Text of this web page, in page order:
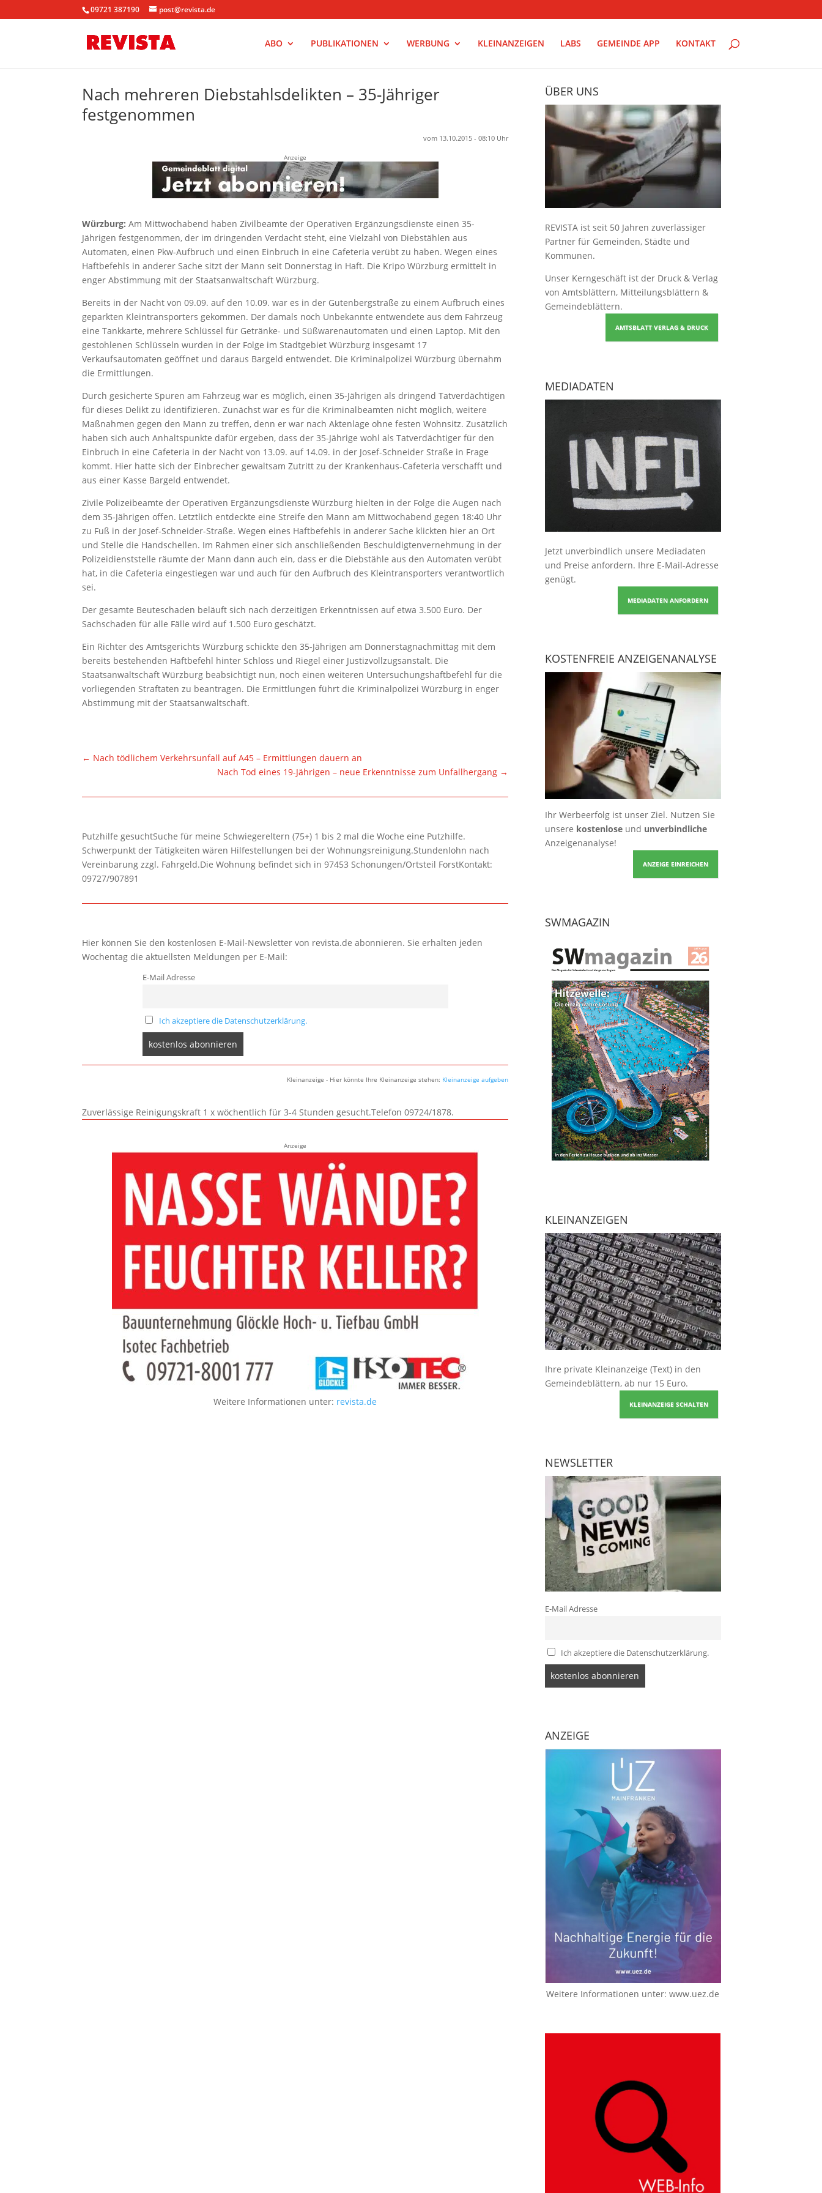
09721 387190 post@revista.de
ABO PUBLIKATIONEN WERBUNG KLEINANZEIGEN LABS GEMEINDE APP KONTAKT
Nach mehreren Diebstahlsdelikten – 35-Jähriger
festgenommen
vom 13.10.2015 - 08:10 Uhr
Anzeige
Würzburg:Am Mittwochabend haben Zivilbeamte der Operativen Ergänzungsdienste einen 35-
Jährigen festgenommen, der im dringenden Verdacht steht, eine Vielzahl von Diebstählen aus
Automaten, einen Pkw-Aufbruch und einen Einbruch in eine Cafeteria verübt zu haben. Wegen eines
Haftbefehls in anderer Sache sitzt der Mann seit Donnerstag in Haft. Die Kripo Würzburg ermittelt in
enger Abstimmung mit der Staatsanwaltschaft Würzburg.
Bereits in der Nacht von 09.09. auf den 10.09. war es in der Gutenbergstraße zu einem Aufbruch eines
geparkten Kleintransporters gekommen. Der damals noch Unbekannte entwendete aus dem Fahrzeug
eine Tankkarte, mehrere Schlüssel für Getränke- und Süßwarenautomaten und einen Laptop. Mit den
gestohlenen Schlüsseln wurden in der Folge im Stadtgebiet Würzburg insgesamt 17
Verkaufsautomaten geöffnet und daraus Bargeld entwendet. Die Kriminalpolizei Würzburg übernahm
die Ermittlungen.
Durch gesicherte Spuren am Fahrzeug war es möglich, einen 35-Jährigen als dringend Tatverdächtigen
für dieses Delikt zu identifizieren. Zunächst war es für die Kriminalbeamten nicht möglich, weitere
Maßnahmen gegen den Mann zu treffen, denn er war nach Aktenlage ohne festen Wohnsitz. Zusätzlich
haben sich auch Anhaltspunkte dafür ergeben, dass der 35-Jährige wohl als Tatverdächtiger für den
Einbruch in eine Cafeteria in der Nacht von 13.09. auf 14.09. in der Josef-Schneider Straße in Frage
kommt. Hier hatte sich der Einbrecher gewaltsam Zutritt zu der Krankenhaus-Cafeteria verschafft und
aus einer Kasse Bargeld entwendet.
Zivile Polizeibeamte der Operativen Ergänzungsdienste Würzburg hielten in der Folge die Augen nach
dem 35-Jährigen offen. Letztlich entdeckte eine Streife den Mann am Mittwochabend gegen 18:40 Uhr
zu Fuß in der Josef-Schneider-Straße. Wegen eines Haftbefehls in anderer Sache klickten hier an Ort
und Stelle die Handschellen. Im Rahmen einer sich anschließenden Beschuldigtenvernehmung in der
Polizeidienststelle räumte der Mann dann auch ein, dass er die Diebstähle aus den Automaten verübt
hat, in die Cafeteria eingestiegen war und auch für den Aufbruch des Kleintransporters verantwortlich
sei.
Der gesamte Beuteschaden beläuft sich nach derzeitigen Erkenntnissen auf etwa 3.500 Euro. Der
Sachschaden für alle Fälle wird auf 1.500 Euro geschätzt.
Ein Richter des Amtsgerichts Würzburg schickte den 35-Jährigen am Donnerstagnachmittag mit dem
bereits bestehenden Haftbefehl hinter Schloss und Riegel einer Justizvollzugsanstalt. Die
Staatsanwaltschaft Würzburg beabsichtigt nun, noch einen weiteren Untersuchungshaftbefehl für die
vorliegenden Straftaten zu beantragen. Die Ermittlungen führt die Kriminalpolizei Würzburg in enger
Abstimmung mit der Staatsanwaltschaft.
← Nach tödlichem Verkehrsunfall auf A45 – Ermittlungen dauern an
Nach Tod eines 19-Jährigen – neue Erkenntnisse zum Unfallhergang →
Putzhilfe gesuchtSuche für meine Schwiegereltern (75+) 1 bis 2 mal die Woche eine Putzhilfe.
Schwerpunkt der Tätigkeiten wären Hilfestellungen bei der Wohnungsreinigung.Stundenlohn nach
Vereinbarung zzgl. Fahrgeld.Die Wohnung befindet sich in 97453 Schonungen/Ortsteil ForstKontakt:
09727/907891
Hier können Sie den kostenlosen E-Mail-Newsletter von revista.de abonnieren. Sie erhalten jeden
Wochentag die aktuellsten Meldungen per E-Mail:
E-Mail Adresse
Ich akzeptiere die Datenschutzerklärung.
Kleinanzeige - Hier könnte Ihre Kleinanzeige stehen: Kleinanzeige aufgeben
Zuverlässige Reinigungskraft 1 x wöchentlich für 3-4 Stunden gesucht.Telefon 09724/1878.
Anzeige
Weitere Informationen unter: revista.de
ÜBER UNS
REVISTA ist seit 50 Jahren zuverlässiger
Partner für Gemeinden, Städte und
Kommunen.
Unser Kerngeschäft ist der Druck & Verlag
von Amtsblättern, Mitteilungsblättern &
Gemeindeblättern.
AMTSBLATT VERLAG & DRUCK
MEDIADATEN
Jetzt unverbindlich unsere Mediadaten
und Preise anfordern. Ihre E-Mail-Adresse
genügt.
MEDIADATEN ANFORDERN
KOSTENFREIE ANZEIGENANALYSE
Ihr Werbeerfolg ist unser Ziel. Nutzen Sie
unsere kostenloseund unverbindliche
Anzeigenanalyse!
ANZEIGE EINREICHEN
SWMAGAZIN
KLEINANZEIGEN
Ihre private Kleinanzeige (Text) in den
Gemeindeblättern, ab nur 15 Euro.
KLEINANZEIGE SCHALTEN
NEWSLETTER
E-Mail Adresse
Ich akzeptiere die Datenschutzerklärung.
ANZEIGE
Weitere Informationen unter:www.uez.de